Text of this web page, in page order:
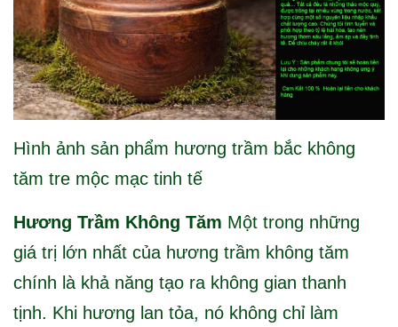
Hình ảnh sản phẩm hương trầm bắc không
tăm tre mộc mạc tinh tế
Hương Trầm Không Tăm Một trong những
giá trị lớn nhất của hương trầm không tăm
chính là khả năng tạo ra không gian thanh
tịnh. Khi hương lan tỏa, nó không chỉ làm